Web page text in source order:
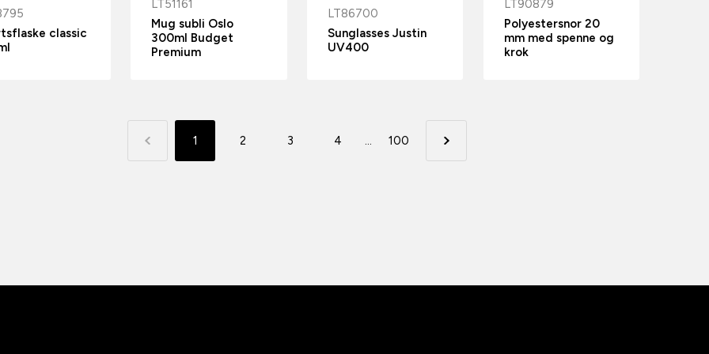
classic
LT51161
Mug subli Oslo
300ml Budget
Premium
LT86700
Sunglasses Justin
UV400
LT90879
Polyestersnor 20
mm med spenne og
krok
1 2 3 4 ... 100